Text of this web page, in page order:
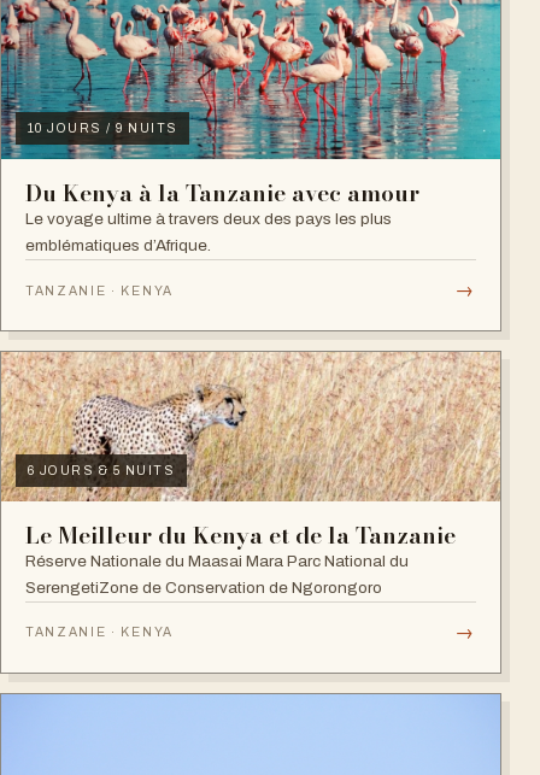
10 JOURS / 9 NUITS
Du Kenya à la Tanzanie avec amour
Le voyage ultime à travers deux des pays les plus
emblématiques d’Afrique.
TANZANIE · KENYA →
6 JOURS & 5 NUITS
Le Meilleur du Kenya et de la Tanzanie
Réserve Nationale du Maasai Mara Parc National du
SerengetiZone de Conservation de Ngorongoro
TANZANIE · KENYA →